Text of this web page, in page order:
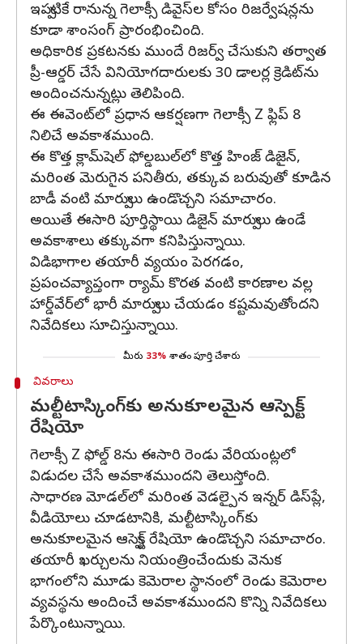
ఇప్పటికే రానున్న గెలాక్సీ డివైస్‌ల కోసం రిజర్వేషన్లను
కూడా శాంసంగ్ ప్రారంభించింది.
అధికారిక ప్రకటనకు ముందే రిజర్వ్ చేసుకుని తర్వాత
ప్రీ-ఆర్డర్ చేసే వినియోగదారులకు 30 డాలర్ల క్రెడిట్‌ను
అందించనున్నట్లు తెలిపింది.
ఈ ఈవెంట్‌లో ప్రధాన ఆకర్షణగా గెలాక్సీ Z ఫ్లిప్ 8
నిలిచే అవకాశముంది.
ఈ కొత్త క్లామ్‌షెల్ ఫోల్డబుల్‌లో కొత్త హింజ్ డిజైన్,
మరింత మెరుగైన పనితీరు, తక్కువ బరువుతో కూడిన
బాడీ వంటి మార్పులు ఉండొచ్చని సమాచారం.
అయితే ఈసారి పూర్తిస్థాయి డిజైన్ మార్పులు ఉండే
అవకాశాలు తక్కువగా కనిపిస్తున్నాయి.
విడిభాగాల తయారీ వ్యయం పెరగడం,
ప్రపంచవ్యాప్తంగా ర్యామ్ కొరత వంటి కారణాల వల్ల
హార్డ్‌వేర్‌లో భారీ మార్పులు చేయడం కష్టమవుతోందని
నివేదికలు సూచిస్తున్నాయి.
మీరు 33% శాతం పూర్తి చేశారు
వివరాలు
మల్టీటాస్కింగ్‌కు అనుకూలమైన ఆస్పెక్ట్
రేషియో
గెలాక్సీ Z ఫోల్డ్ 8ను ఈసారి రెండు వేరియంట్లలో
విడుదల చేసే అవకాశముందని తెలుస్తోంది.
సాధారణ మోడల్‌లో మరింత వెడల్పైన ఇన్నర్ డిస్‌ప్లే,
వీడియోలు చూడటానికి, మల్టీటాస్కింగ్‌కు
అనుకూలమైన ఆస్పెక్ట్ రేషియో ఉండొచ్చని సమాచారం.
తయారీ ఖర్చులను నియంత్రించేందుకు వెనుక
భాగంలోని మూడు కెమెరాల స్థానంలో రెండు కెమెరాల
వ్యవస్థను అందించే అవకాశముందని కొన్ని నివేదికలు
పేర్కొంటున్నాయి.